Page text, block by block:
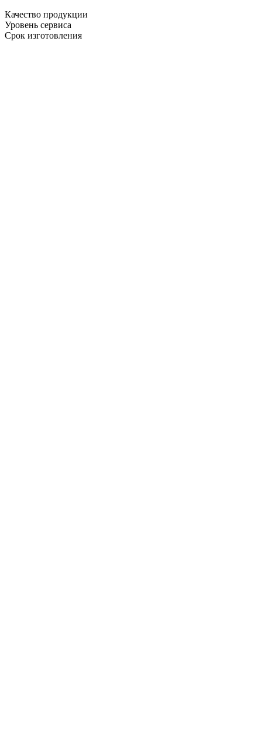
Качество продукции
Уровень сервиса
Срок изготовления